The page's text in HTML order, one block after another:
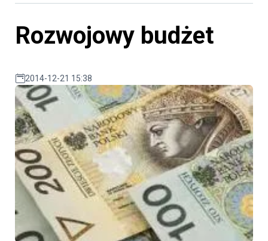
Rozwojowy budżet
2014-12-21 15:38